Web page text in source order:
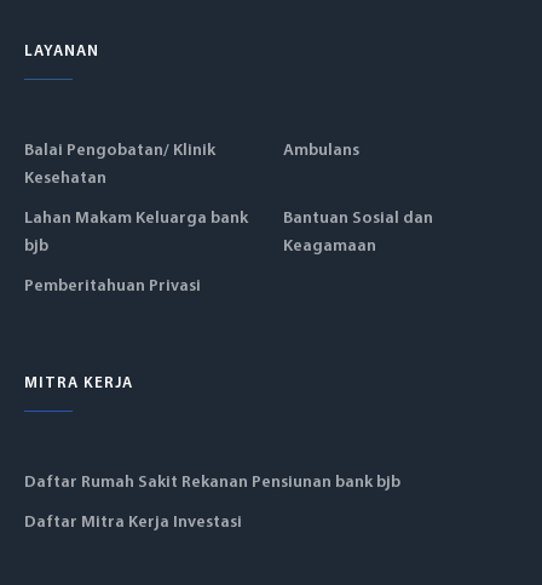
LAYANAN
Balai Pengobatan/ Klinik
Kesehatan
Ambulans
Lahan Makam Keluarga bank
bjb
Bantuan Sosial dan
Keagamaan
Pemberitahuan Privasi
MITRA KERJA
Daftar Rumah Sakit Rekanan Pensiunan bank bjb
Daftar Mitra Kerja Investasi